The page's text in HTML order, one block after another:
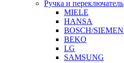
Ручка и переключатель
MIELE
HANSA
BOSCH/
BEKO
LG
SAMSUNG